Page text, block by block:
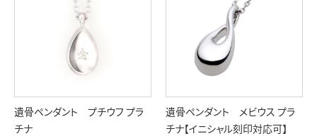
遺骨ペンダント プチウフ プラ
チナ
遺骨ペンダント メビウス プラ
チナ【イニシャル刻印対応可】